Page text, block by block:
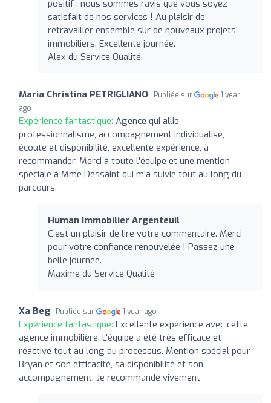
positif : nous sommes ravis que vous soyez
satisfait de nos services ! Au plaisir de
retravailler ensemble sur de nouveaux projets
immobiliers. Excellente journée.
Alex du Service Qualité
Maria Christina PETRIGLIANO Publiée sur
1 year
ago
Expérience fantastique: Agence qui allie
professionnalisme, accompagnement individualisé,
écoute et disponibilité, excellente expérience, à
recommander. Merci à toute l'équipe et une mention
spéciale à Mme Dessaint qui m'a suivie tout au long du
parcours.
Human Immobilier Argenteuil
C’est un plaisir de lire votre commentaire. Merci
pour votre confiance renouvelée ! Passez une
belle journée.
Maxime du Service Qualité
Xa Beg Publiée sur 1 year ago
Expérience fantastique: Excellente expérience avec cette
agence immobilière. L'équipe a été très efficace et
réactive tout au long du processus. Mention spécial pour
Bryan et son efficacité, sa disponibilité et son
accompagnement. Je recommande vivement